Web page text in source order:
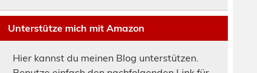
Unterstütze mich mit Amazon
Hier kannst du meinen Blog unterstützen.